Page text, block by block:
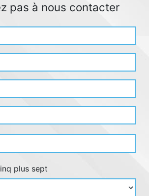
pas à nous contacter
plus sept